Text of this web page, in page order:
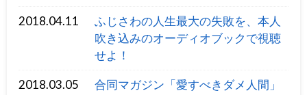
2018.04.11
ふじさわの人生最大の失敗を、本人
吹き込みのオーディオブックで視聴
せよ！
2018.03.05
合同マガジン「愛すべきダメ人間」